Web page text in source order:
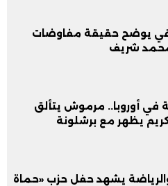
يوضح حقيقة مفاوضات
محمد شريف
أوروبا.. مرموش يتألق
يظهر مع برشلونة
يشهد حفل حزب «حماة